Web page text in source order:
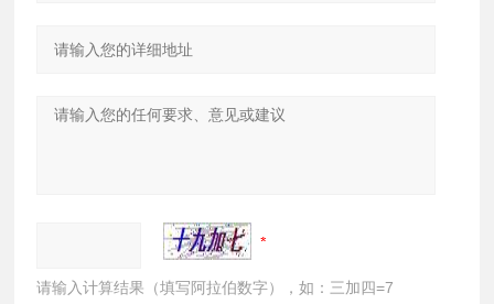
请输入计算结果（填写阿拉伯数字），如：三加四=7